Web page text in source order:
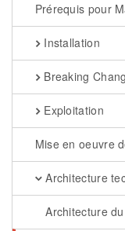
Prérequis pour
Installation
Breaking
Exploitation
Mise en oeuvre
Architecture
Architecture